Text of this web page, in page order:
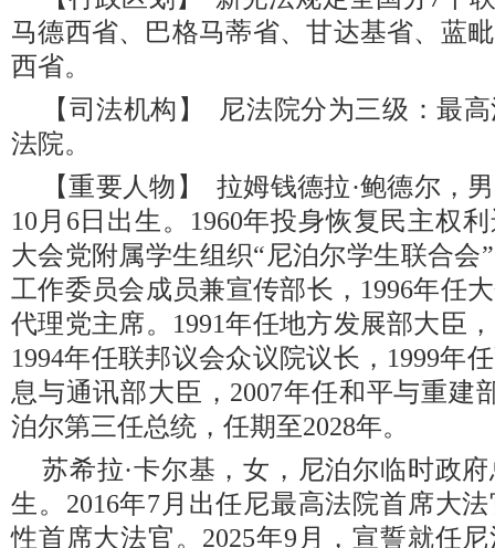
马德西省、巴格马蒂省、甘达基省、蓝
西省。
【司法机构】 尼法院分为三级：最
法院。
【重要人物】 拉姆钱德拉·鲍德尔，
10月6日出生。1960年投身恢复民主权
大会党附属学生组织“尼泊尔学生联合会
工作委员会成员兼宣传部长，1996年任
代理党主席。1991年任地方发展部大臣
1994年任联邦议会众议院议长，1999年
息与通讯部大臣，2007年任和平与重建
泊尔第三任总统，任期至2028年。
苏希拉·卡尔基，女，尼泊尔临时政
生。2016年7月出任尼最高法院首席大
性首席大法官。2025年9月，宣誓就任